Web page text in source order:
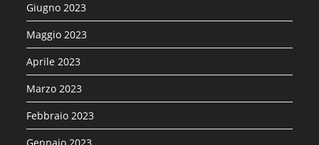
Giugno 2023
Maggio 2023
Aprile 2023
Marzo 2023
Febbraio 2023